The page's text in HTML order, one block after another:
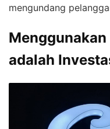
mengundang
Menggunakan
adalah